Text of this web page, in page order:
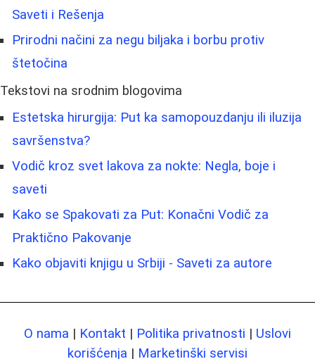
Saveti i Rešenja
Prirodni načini za negu biljaka i borbu protiv
štetočina
Tekstovi na srodnim blogovima
Estetska hirurgija: Put ka samopouzdanju ili iluzija
savršenstva?
Vodič kroz svet lakova za nokte: Negla, boje i
saveti
Kako se Spakovati za Put: Konačni Vodič za
Praktično Pakovanje
Kako objaviti knjigu u Srbiji - Saveti za autore
O nama | Kontakt | Politika privatnosti | Uslovi
korišćenja | Marketinški servisi